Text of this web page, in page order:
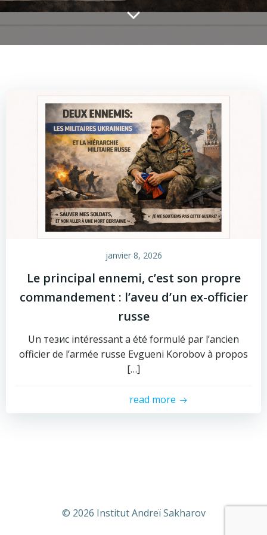
janvier 8, 2026
Le principal ennemi, c’est son propre
commandement : l’aveu d’un ex-officier
russe
Un тезис intéressant a été formulé par l’ancien
officier de l’armée russe Evgueni Korobov à propos
[…]
read more
© 2026 Institut Andreï Sakharov